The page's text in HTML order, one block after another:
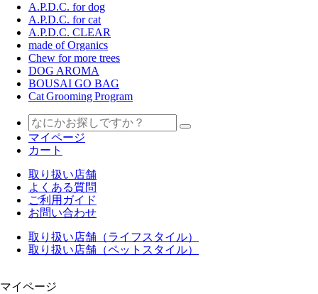
A.P.D.C. for dog
A.P.D.C. for cat
A.P.D.C. CLEAR
made of Organics
Chew for more trees
DOG AROMA
BOUSAI GO BAG
Cat Grooming Program
マイページ
カート
取り扱い店舗
よくある質問
ご利用ガイド
お問い合わせ
取り扱い店舗（ライフスタイル）
取り扱い店舗（ペットスタイル）
マイページ